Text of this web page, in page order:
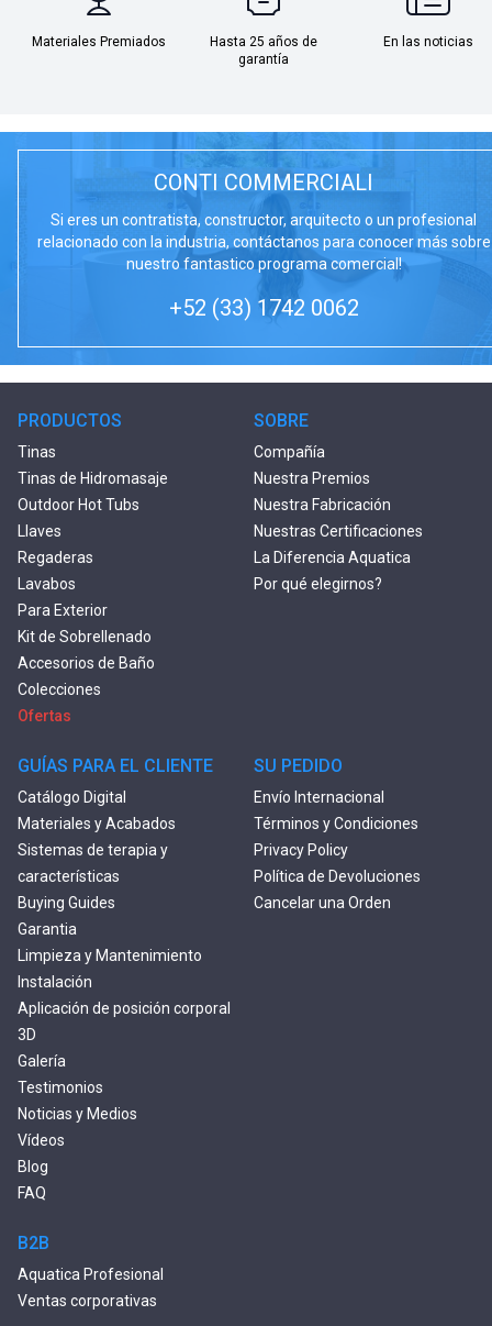
Materiales Premiados
Hasta 25 años de
garantía
En las noticias
CONTI COMMERCIALI
Si eres un contratista, constructor, arquitecto o un profesional
relacionado con la industria, contáctanos para conocer más sobre
nuestro fantastico programa comercial!
+52 (33) 1742 0062
PRODUCTOS
Tinas
Tinas de Hidromasaje
Outdoor Hot Tubs
Llaves
Regaderas
Lavabos
Para Exterior
Kit de Sobrellenado
Accesorios de Baño
Colecciones
Ofertas
SOBRE
Compañía
Nuestra Premios
Nuestra Fabricación
Nuestras Certificaciones
La Diferencia Aquatica
Por qué elegirnos?
GUÍAS PARA EL CLIENTE
Catálogo Digital
Materiales y Acabados
Sistemas de terapia y
características
Buying Guides
Garantia
Limpieza y Mantenimiento
Instalación
Aplicación de posición corporal
3D
Galería
Testimonios
Noticias y Medios
Vídeos
Blog
FAQ
SU PEDIDO
Envío Internacional
Términos y Condiciones
Privacy Policy
Política de Devoluciones
Cancelar una Orden
B2B
Aquatica Profesional
Ventas corporativas